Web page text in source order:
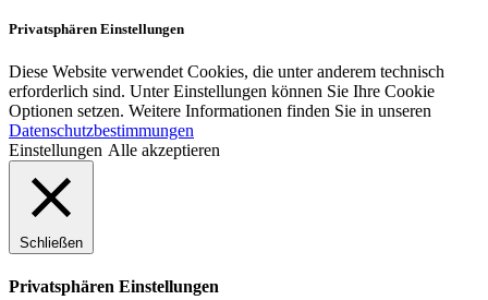
Privatsphären Einstellungen
Diese Website verwendet Cookies, die unter anderem technisch
erforderlich sind. Unter Einstellungen können Sie Ihre Cookie
Optionen setzen. Weitere Informationen finden Sie in unseren
Datenschutzbestimmungen
Einstellungen Alle akzeptieren
Schließen
Privatsphären Einstellungen